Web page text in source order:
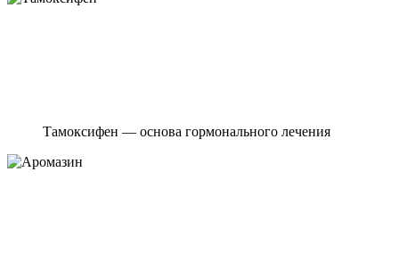
Тамоксифен — основа гормонального лечения